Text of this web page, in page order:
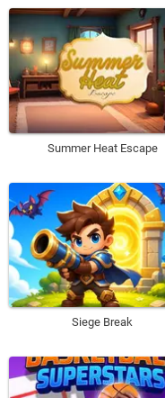
Summer Heat Escape
Siege Break